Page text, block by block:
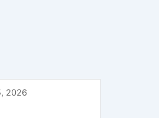
2026